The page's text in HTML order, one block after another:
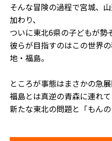
そんな冒険の過程で宮城、
加わり、
ついに東北6県の子どもが勢
彼らが目指すのはこの世界
地・福島。
ところが事態はまさかの急
福島とは真逆の青森に連れて
新たな東北の問題と「もん